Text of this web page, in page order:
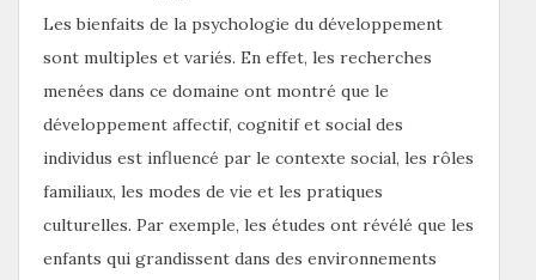
Les bienfaits de la psychologie du développement
sont multiples et variés. En effet, les recherches
menées dans ce domaine ont montré que le
développement affectif, cognitif et social des
individus est influencé par le contexte social, les rôles
familiaux, les modes de vie et les pratiques
culturelles. Par exemple, les études ont révélé que les
enfants qui grandissent dans des environnements